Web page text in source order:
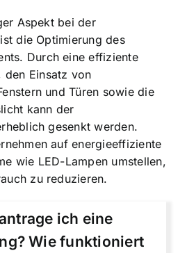
Aspekt bei der
die Optimierung des
Durch eine effiziente
den Einsatz von
und Türen sowie die
kann der
gesenkt werden.
auf energieeffiziente
wie LED-Lampen umstellen,
zu reduzieren.
ich eine
Wie funktioniert